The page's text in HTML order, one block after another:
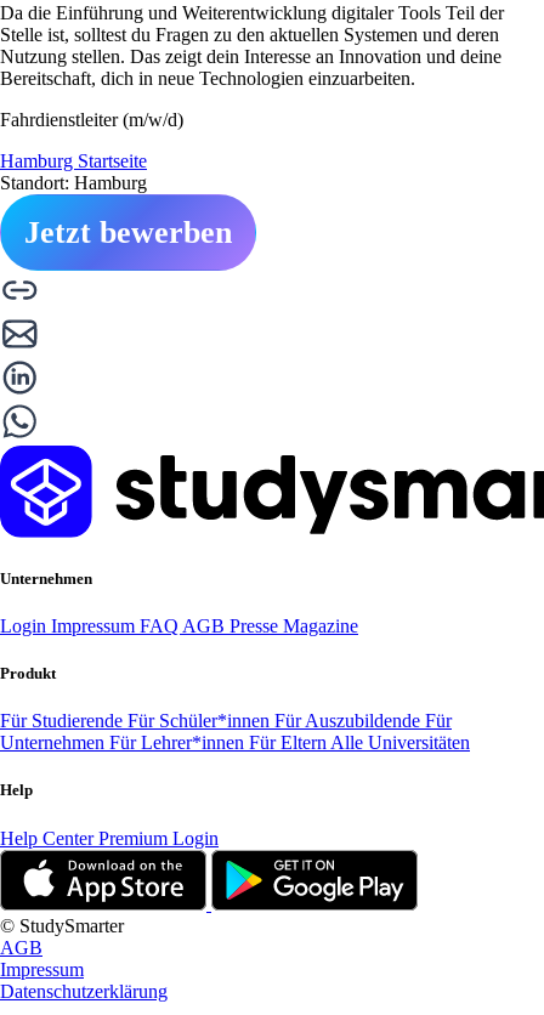
Da die Einführung und Weiterentwicklung digitaler Tools Teil der
Stelle ist, solltest du Fragen zu den aktuellen Systemen und deren
Nutzung stellen. Das zeigt dein Interesse an Innovation und deine
Bereitschaft, dich in neue Technologien einzuarbeiten.
Fahrdienstleiter (m/w/d)
Hamburg Startseite
Standort: Hamburg
Jetzt bewerben
Unternehmen
Login Impressum FAQ AGB Presse Magazine
Produkt
Für Studierende Für Schüler*innen Für Auszubildende Für
Unternehmen Für Lehrer*innen Für Eltern Alle Universitäten
Help
Help CenterPremium Login
© StudySmarter
AGB
Impressum
Datenschutzerklärung